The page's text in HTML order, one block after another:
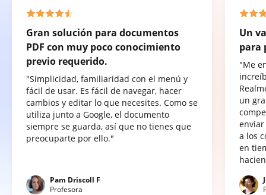
Gran solución para documentos
PDF con muy poco conocimiento
previo requerido.
"Simplicidad, familiaridad con el menú y
fácil de usar. Es fácil de navegar, hacer
cambios y editar lo que necesites. Como se
utiliza junto a Google, el documento
siempre se guarda, así que no tienes que
preocuparte por ello."
Pam Driscoll F
Profesora
Un
para
"Me
un
a los
en